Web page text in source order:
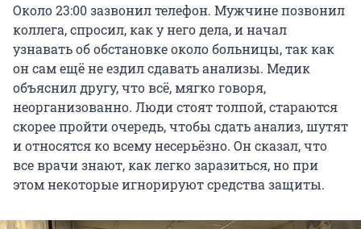
Около 23:00 зазвонил телефон. Мужчине позвонил
коллега, спросил, как у него дела, и начал
узнавать об обстановке около больницы, так как
он сам ещё не ездил сдавать анализы. Медик
объяснил другу, что всё, мягко говоря,
неорганизованно. Люди стоят толпой, стараются
скорее пройти очередь, чтобы сдать анализ, шутят
и относятся ко всему несерьёзно. Он сказал, что
все врачи знают, как легко заразиться, но при
этом некоторые игнорируют средства защиты.